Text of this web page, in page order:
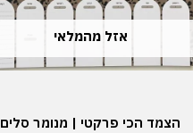
אזל מהמלאי
הצמד הכי פרקטי | מנומר סלים
האפשרויות
בעמוד